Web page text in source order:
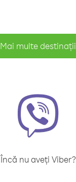
Mai multe destinații
Încă nu aveți Viber?